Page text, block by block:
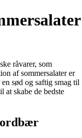
råvarer, som
af sommersalater er
sød og saftig smag til
at skabe de bedste